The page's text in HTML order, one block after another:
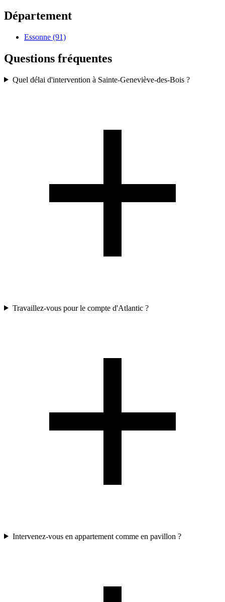
Département
Essonne (91)
Questions fréquentes
Quel délai d'intervention à Sainte-Geneviève-des-Bois ?
Travaillez-vous pour le compte d'Atlantic ?
Intervenez-vous en appartement comme en pavillon ?